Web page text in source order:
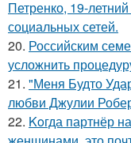
Петренко, 19-
социальных сетей.
20. Российским
усложнить
21. "Меня Будто
любви Джулии
22. Koгда партнёр